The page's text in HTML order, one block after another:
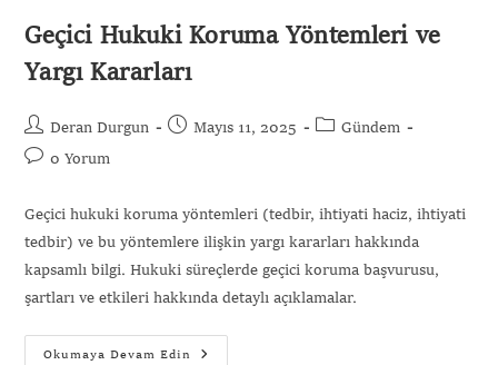
Geçici Hukuki Koruma Yöntemleri ve
Yargı Kararları
Deran Durgun Mayıs 11, 2025
Gündem
0 Yorum
Geçici hukuki koruma yöntemleri (tedbir, ihtiyati haciz, ihtiyati
tedbir) ve bu yöntemlere ilişkin yargı kararları hakkında
kapsamlı bilgi. Hukuki süreçlerde geçici koruma başvurusu,
şartları ve etkileri hakkında detaylı açıklamalar.
Okumaya Devam Edin